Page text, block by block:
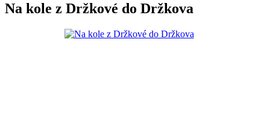
Na kole z Držkové do Držkova